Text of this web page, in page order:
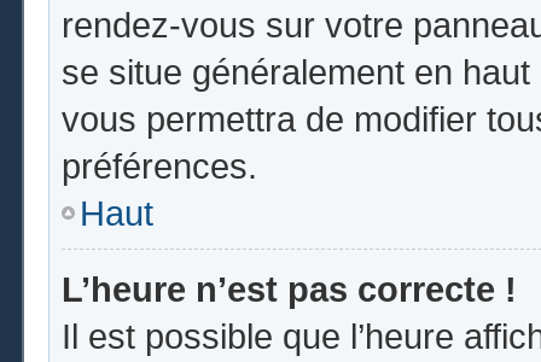
rendez-vous sur votre
se situe généralement en
vous permettra de modifier
préférences.
Haut
L’heure n’est pas correcte !
Il est possible que l’heure